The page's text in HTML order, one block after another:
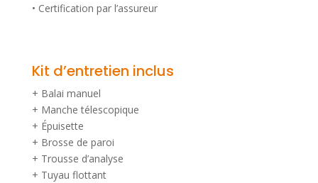
• Certification par l’assureur
Kit d’entretien inclus
+ Balai manuel
+ Manche télescopique
+ Épuisette
+ Brosse de paroi
+ Trousse d’analyse
+ Tuyau flottant